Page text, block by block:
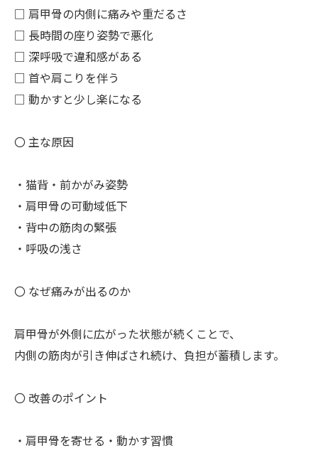
□ 肩甲骨の内側に痛みや重だるさ
□ 長時間の座り姿勢で悪化
□ 深呼吸で違和感がある
□ 首や肩こりを伴う
□ 動かすと少し楽になる
〇 主な原因
・猫背・前かがみ姿勢
・肩甲骨の可動域低下
・背中の筋肉の緊張
・呼吸の浅さ
〇 なぜ痛みが出るのか
肩甲骨が外側に広がった状態が続くことで、
内側の筋肉が引き伸ばされ続け、負担が蓄積します。
〇 改善のポイント
・肩甲骨を寄せる・動かす習慣